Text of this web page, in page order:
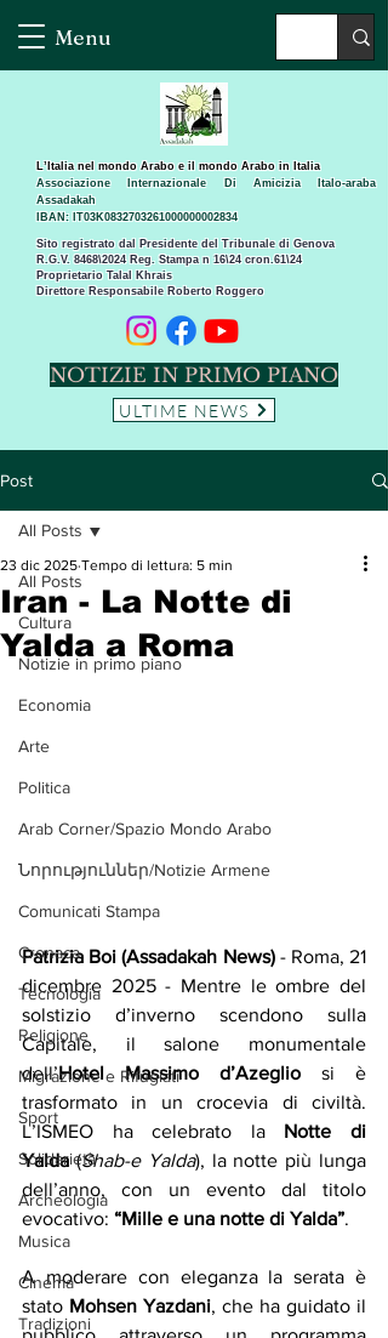
Menu
Sito registrato dal Presidente del Tribunale di Genova
R.G.V. 8468\2024 Reg. Stampa n 16\24 cron.61\24 ​
Proprietario Talal Khrais
Direttore Responsabile Roberto Roggero
L’Italia nel mondo Arabo e il mondo Arabo in Italia
Associazione Internazionale Di Amicizia Italo-araba
Assadakah
IBAN: IT03K0832703261000000002834
NOTIZIE IN PRIMO PIANO
ULTIME NEWS
Post
All Posts
Cultura
Notizie in primo piano
Economia
Arte
Politica
Arab Corner/Spazio Mondo Arabo
Նորություններ/Notizie Armene
Comunicati Stampa
Cronaca
Tecnologia
Religione
Migrazione e Rifugiati
Sport
Solidarietà
Archeologia
Musica
Cinema
Tradizioni
All Posts
Iran - La Notte di
Yalda a Roma
23 dic 2025 Tempo di lettura: 5 min
Patrizia Boi (Assadakah News) - Roma, 21
dicembre 2025 - Mentre le ombre del
solstizio d’inverno scendono sulla
Capitale, il salone monumentale
dell’Hotel Massimo d’Azeglio si è
trasformato in un crocevia di civiltà.
L’ISMEO ha celebrato la Notte di
Yalda (Shab-e Yalda), la notte più lunga
dell’anno, con un evento dal titolo
evocativo: “Mille e una notte di Yalda”.
A moderare con eleganza la serata è
stato Mohsen Yazdani, che ha guidato il